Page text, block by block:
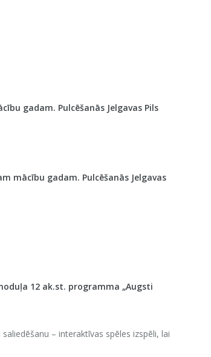
gadam. Pulcēšanās Jelgavas Pils
mācību gadam. Pulcēšanās Jelgavas
12 ak.st. programma „Augsti
– interaktīvas spēles izspēli, lai